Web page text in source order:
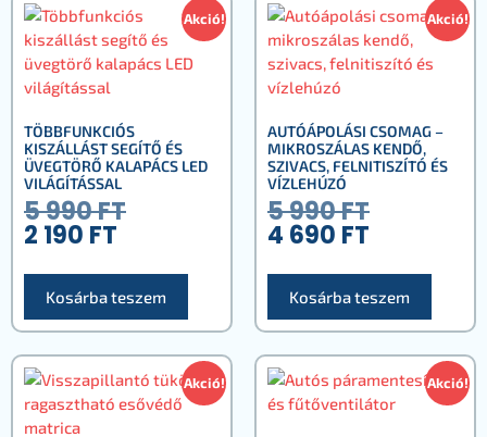
Akció!
TÖBBFUNKCIÓS
KISZÁLLÁST SEGÍTŐ ÉS
ÜVEGTÖRŐ KALAPÁCS LED
VILÁGÍTÁSSAL
5 990FT
2 190 FT
Kosárba teszem
Akció!
AUTÓÁPOLÁSI CSOMAG –
MIKROSZÁLAS KENDŐ,
SZIVACS, FELNITISZÍTÓ ÉS
VÍZLEHÚZÓ
5 990FT
4 690 FT
Kosárba teszem
Akció! Akció!